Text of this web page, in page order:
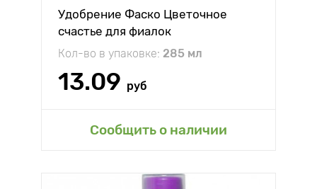
Удобрение Фаско Цветочное
счастье для фиалок
Кол-во в упаковке: 285 мл
13.09 руб
Сообщить о наличии